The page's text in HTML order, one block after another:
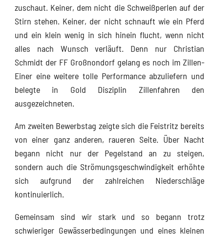
zuschaut. Keiner, dem nicht die Schweißperlen auf der
Stirn stehen. Keiner, der nicht schnauft wie ein Pferd
und ein klein wenig in sich hinein flucht, wenn nicht
alles nach Wunsch verläuft. Denn nur Christian
Schmidt der FF Großnondorf gelang es noch im Zillen-
Einer eine weitere tolle Performance abzuliefern und
belegte in Gold Disziplin Zillenfahren den
ausgezeichneten.
Am zweiten Bewerbstag zeigte sich die Feistritz bereits
von einer ganz anderen, raueren Seite. Über Nacht
begann nicht nur der Pegelstand an zu steigen,
sondern auch die Strömungsgeschwindigkeit erhöhte
sich aufgrund der zahlreichen Niederschläge
kontinuierlich.
Gemeinsam sind wir stark und so begann trotz
schwieriger Gewässerbedingungen und eines kleinen